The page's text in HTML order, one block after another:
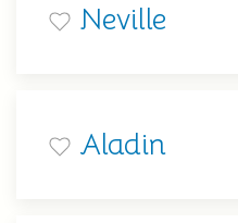
Neville
Aladin